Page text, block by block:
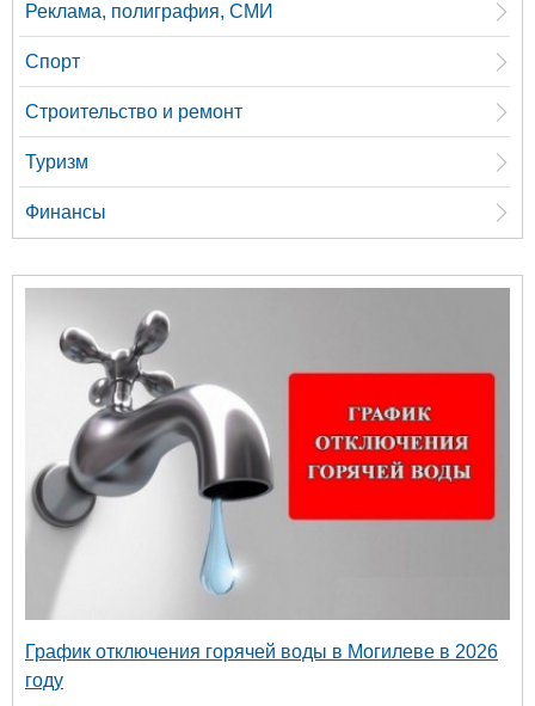
Реклама, полиграфия, СМИ
Спорт
Строительство и ремонт
Туризм
Финансы
График отключения горячей воды в Могилеве в 2026
году